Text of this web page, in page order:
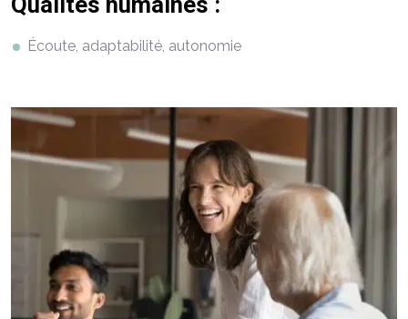
Écoute, adaptabilité, autonomie